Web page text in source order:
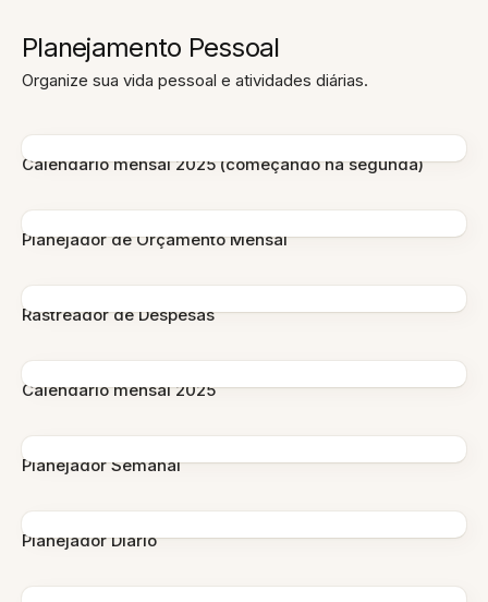
Planejamento Pessoal
Organize sua vida pessoal e atividades diárias.
Calendário mensal 2025 (começando na segunda)
Planejador de Orçamento Mensal
Rastreador de Despesas
Calendário mensal 2025
Planejador Semanal
Planejador Diário